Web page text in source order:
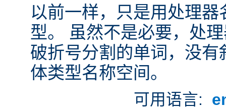
以前一样，只是用处理
型。 虽然不是必要，处
破折号分割的单词，没
体类型名称空间。
可用语言: